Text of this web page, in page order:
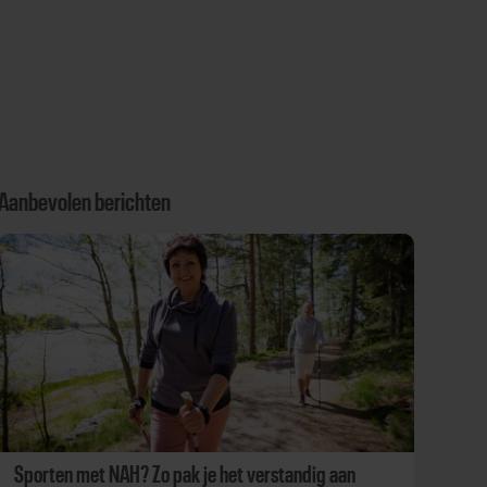
berichten
Sporten met NAH? Zo pak je het verstandig aan